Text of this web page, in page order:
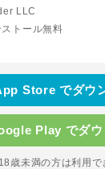
LLC
ストール無料
Store でダウ
Play でダウ
歳未満の方は利用で